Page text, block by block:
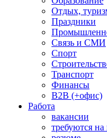
Отдых,
Праздники
Связь и СМИ
Спорт
Транспорт
Финансы
B2B (+офис)
Работа
вакансии
требуются на